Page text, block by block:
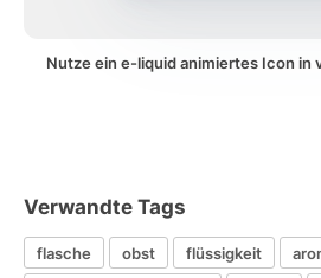
Nutze ein e-liquid animiertes Icon in
Verwandte Tags
flasche obst flüssigkeit